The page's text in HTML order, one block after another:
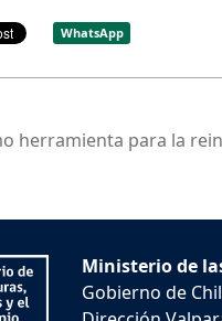
WhatsApp
herramienta para la
Ministerio de
Gobierno de